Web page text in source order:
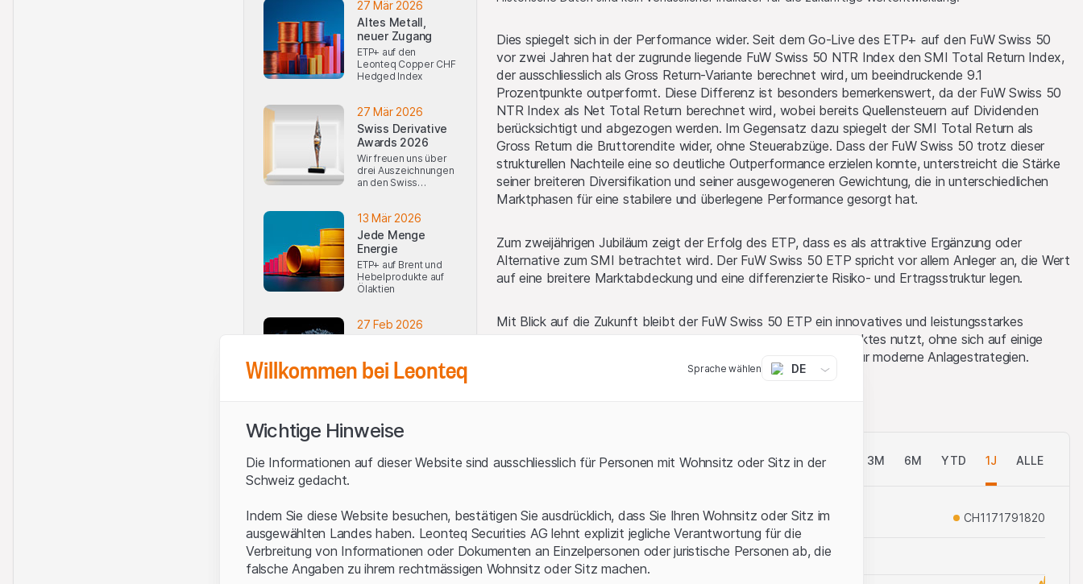
27 Mär 2026
Altes Metall,
neuer Zugang
ETP+ auf den
Leonteq Copper CHF
Hedged Index
27 Mär 2026
Swiss Derivative
Awards 2026
Wir freuen uns über
drei Auszeichnungen
an den Swiss
13 Mär 2026
Jede Menge
Energie
ETP+ auf Brent und
Hebelprodukte auf
Ölaktien
27 Feb 2026
auf beiden Seiten
des Marktes
13 Feb 2026
Investieren
30 Jan 2026
Franken-Stärke
aussen vor
Dies spiegelt sich in der Performance wider. Seit dem Go-Live des ETP+ auf den FuW Swiss 50
vor zwei Jahren hat der zugrunde liegende FuW Swiss 50 NTR Index den SMI Total Return Index,
der ausschliesslich als Gross Return-Variante berechnet wird, um beeindruckende 9.1
Prozentpunkte outperformt. Diese Differenz ist besonders bemerkenswert, da der FuW Swiss 50
NTR Index als Net Total Return berechnet wird, wobei bereits Quellensteuern auf Dividenden
berücksichtigt und abgezogen werden. Im Gegensatz dazu spiegelt der SMI Total Return als
Gross Return die Bruttorendite wider, ohne Steuerabzüge. Dass der FuW Swiss 50 trotz dieser
strukturellen Nachteile eine so deutliche Outperformance erzielen konnte, unterstreicht die Stärke
seiner breiteren Diversifikation und seiner ausgewogeneren Gewichtung, die in unterschiedlichen
Marktphasen für eine stabilere und überlegene Performance gesorgt hat.
Zum zweijährigen Jubiläum zeigt der Erfolg des ETP, dass es als attraktive Ergänzung oder
Alternative zum SMI betrachtet wird. Der FuW Swiss 50 ETP spricht vor allem Anleger an, die Wert
auf eine breitere Marktabdeckung und eine differenzierte Risiko- und Ertragsstruktur legen.
Mit Blick auf die Zukunft bleibt der FuW Swiss 50 ETP ein innovatives und leistungsstarkes
Investmentprodukt, dass die Stärken des Schweizer Aktienmarktes nutzt, ohne sich auf einige
wenige Schwergewichte zu beschränken - ein echter Gewinn für moderne Anlagestrategien.
Entwicklung TODAY 1T 5T 3M 6M YTD 1J ALLE
CH1171791820
37 CHF
Willkommen bei Leonteq Sprache wählen DE
Wichtige Hinweise
Die Informationen auf dieser Website sind ausschliesslich für Personen mit Wohnsitz oder Sitz in der
Schweiz gedacht.
Indem Sie diese Website besuchen, bestätigen Sie ausdrücklich, dass Sie Ihren Wohnsitz oder Sitz im
ausgewählten Landes haben. Leonteq Securities AG lehnt explizit jegliche Verantwortung für die
Verbreitung von Informationen oder Dokumenten an Einzelpersonen oder juristische Personen ab, die
falsche Angaben zu ihrem rechtmässigen Wohnsitz oder Sitz machen.